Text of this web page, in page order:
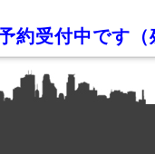
約受付中です